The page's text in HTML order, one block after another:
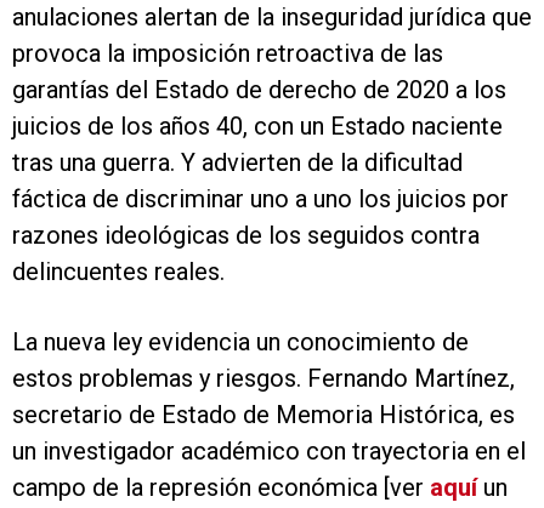
anulaciones alertan de la inseguridad jurídica que
provoca la imposición retroactiva de las
garantías del Estado de derecho de 2020 a los
juicios de los años 40, con un Estado naciente
tras una guerra. Y advierten de la dificultad
fáctica de discriminar uno a uno los juicios por
razones ideológicas de los seguidos contra
delincuentes reales.
La nueva ley evidencia un conocimiento de
estos problemas y riesgos. Fernando Martínez,
secretario de Estado de Memoria Histórica, es
un investigador académico con trayectoria en el
campo de la represión económica [ver aquíun